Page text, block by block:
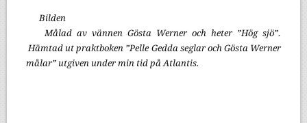
Bilden
Målad av vännen Gösta Werner och heter ”Hög sjö”.
Hämtad ut praktboken ”Pelle Gedda seglar och Gösta Werner
målar” utgiven under min tid på Atlantis.